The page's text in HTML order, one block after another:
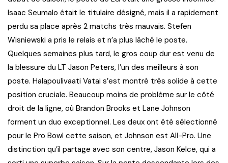
Isaac Seumalo était le titulaire désigné, mais il a rapidement
perdu sa place après 2 matchs très mauvais. Stefen
Wisniewski a pris le relais et n’a plus lâché le poste.
Quelques semaines plus tard, le gros coup dur est venu de
la blessure du LT Jason Peters, l’un des meilleurs à son
poste. Halapoulivaati Vatai s’est montré très solide à cette
position cruciale. Beaucoup moins de problème sur le côté
droit de la ligne, où Brandon Brooks et Lane Johnson
forment un duo exceptionnel. Les deux ont été sélectionné
pour le Pro Bowl cette saison, et Johnson est All-Pro. Une
distinction qu’il partage avec son centre, Jason Kelce, qui a